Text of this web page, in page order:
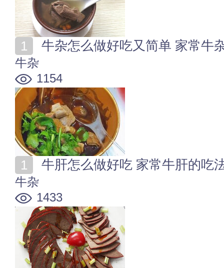
牛杂怎么做好吃又简单 家常牛
牛杂
1154
牛肝怎么做好吃 家常牛肝的吃
牛杂
1433